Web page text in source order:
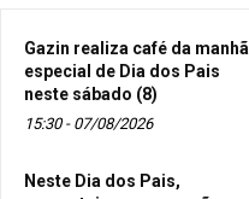
Gazin realiza café da manhã
especial de Dia dos Pais
neste sábado (8)
15:30 - 07/08/2026
Neste Dia dos Pais,